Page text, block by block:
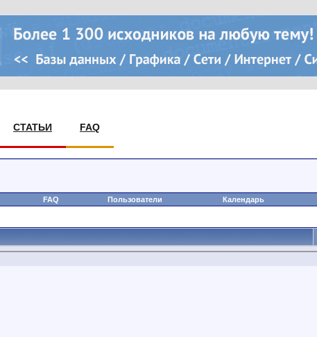
СТАТЬИ FAQ
FAQ Пользователи Календарь